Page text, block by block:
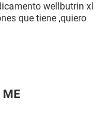
wellbutrin xl
que tiene ,quiero
ME